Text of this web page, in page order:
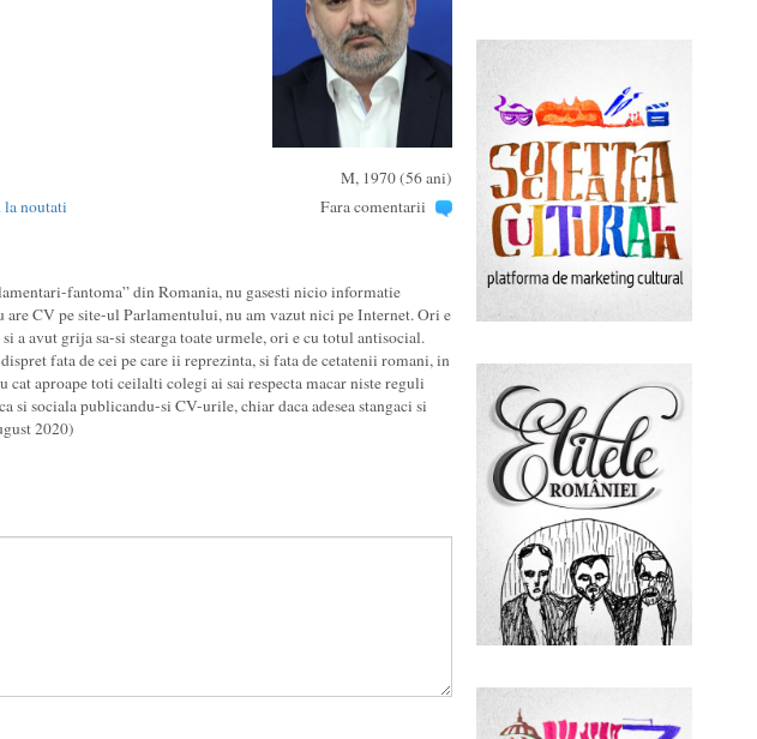
M, 1970 (56 ani)
la noutati
Fara comentarii
fantoma” din Romania, nu gasesti nicio informatie
are CV pe site-ul Parlamentului, nu am vazut nici pe Internet. Ori e
a avut grija sa-si stearga toate urmele, ori e cu totul antisocial.
fata de cei pe care ii reprezinta, si fata de cetatenii romani, in
cat aproape toti ceilalti colegi ai sai respecta macar niste reguli
si sociala publicandu-si CV-urile, chiar daca adesea stangaci si
2020)